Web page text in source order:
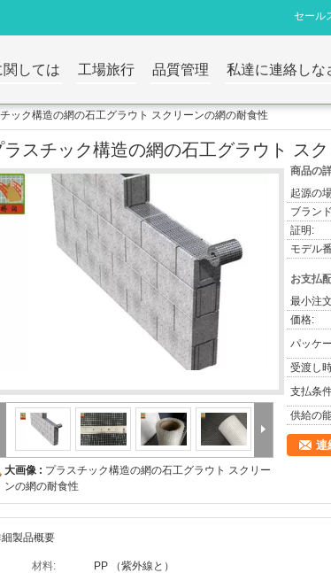
セール
しては 工場旅行 品質管理 私達に連絡しな
ック構造の網の石工グラウト スクリーンの網の耐食性
ラスチック構造の網の石工グラウト ス
大画像 : プラスチック構造の網の石工グラウト スクリー
ンの網の耐食性
商品の
起源の
ブラン
証明:
モデル
お支払
最小注
価格:
パッケ
受渡し
支払条
供給の
連
製品概要
材料: PP （紫外線と）